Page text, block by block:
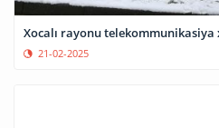
Xocalı rayonu
21-02-2025